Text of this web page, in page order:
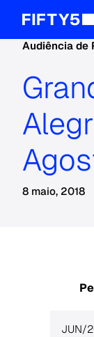
Audiência de
8 maio, 2018
JUN/